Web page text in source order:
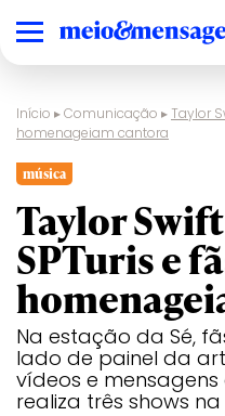
Início ▸Comunicação ▸ Taylor
homenageiam cantora
música
Taylor
SPTuris e
Na estação da Sé,
lado de painel da
vídeos e
realiza três shows